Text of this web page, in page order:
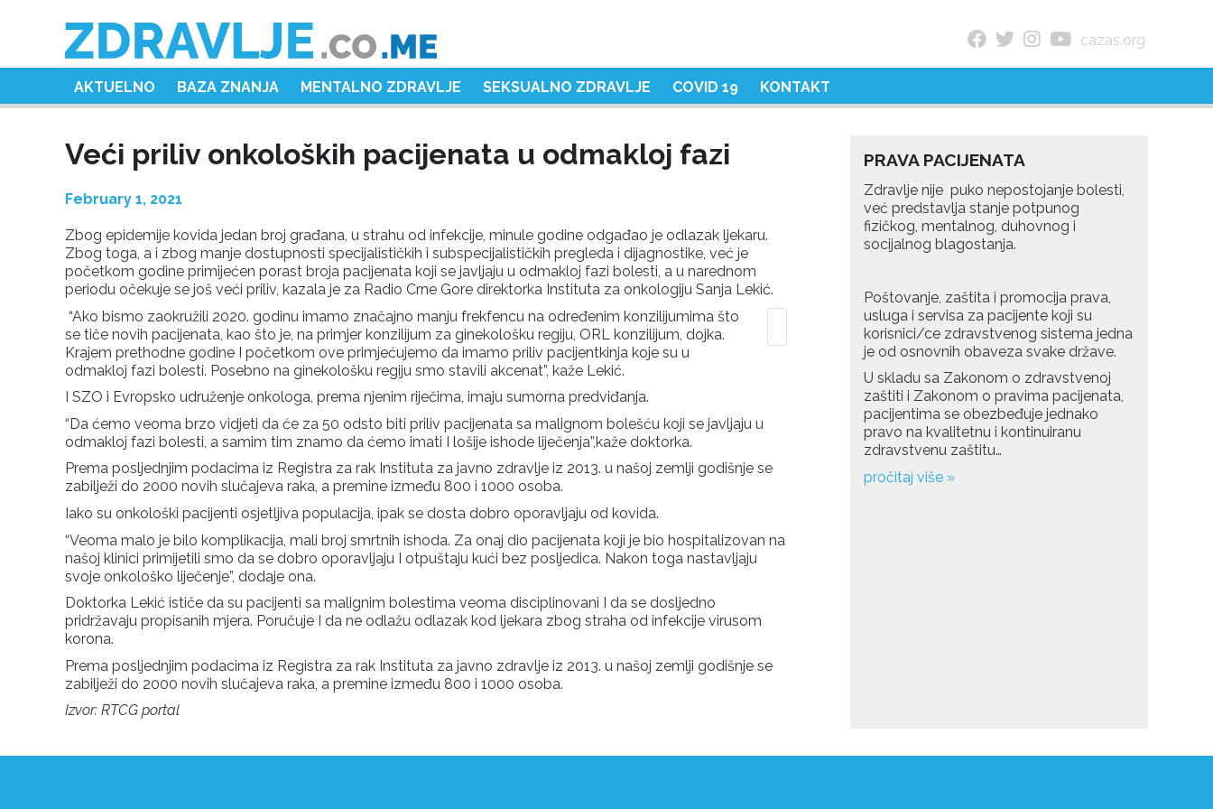
cazas.org
AKTUELNO BAZA ZNANJA MENTALNO ZDRAVLJE SEKSUALNO ZDRAVLJE COVID 19 KONTAKT
Veći priliv onkoloških pacijenata u odmakloj fazi
February 1, 2021
Zbog epidemije kovida jedan broj građana, u strahu od infekcije, minule godine odgađao je odlazak ljekaru.
Zbog toga, a i zbog manje dostupnosti specijalističkih i subspecijalističkih pregleda i dijagnostike, već je
početkom godine primijećen porast broja pacijenata koji se javljaju u odmakloj fazi bolesti, a u narednom
periodu očekuje se još veći priliv, kazala je za Radio Crne Gore direktorka Instituta za onkologiju Sanja Lekić.
“Ako bismo zaokružili 2020. godinu imamo značajno manju frekfencu na određenim konzilijumima što
se tiče novih pacijenata, kao što je, na primjer konzilijum za ginekološku regiju, ORL konzilijum, dojka.
Krajem prethodne godine I početkom ove primjećujemo da imamo priliv pacijentkinja koje su u
odmakloj fazi bolesti. Posebno na ginekološku regiju smo stavili akcenat”, kaže Lekić.
I SZO i Evropsko udruženje onkologa, prema njenim riječima, imaju sumorna predviđanja.
“Da ćemo veoma brzo vidjeti da će za 50 odsto biti priliv pacijenata sa malignom bolešću koji se javljaju u
odmakloj fazi bolesti, a samim tim znamo da ćemo imati I lošije ishode liječenja”,kaže doktorka.
Prema posljednjim podacima iz Registra za rak Instituta za javno zdravlje iz 2013. u našoj zemlji godišnje se
zabilježi do 2000 novih slučajeva raka, a premine između 800 i 1000 osoba.
Iako su onkološki pacijenti osjetljiva populacija, ipak se dosta dobro oporavljaju od kovida.
“Veoma malo je bilo komplikacija, mali broj smrtnih ishoda. Za onaj dio pacijenata koji je bio hospitalizovan na
našoj klinici primijetili smo da se dobro oporavljaju I otpuštaju kući bez posljedica. Nakon toga nastavljaju
svoje onkološko liječenje”, dodaje ona.
Doktorka Lekić ističe da su pacijenti sa malignim bolestima veoma disciplinovani I da se dosljedno
pridržavaju propisanih mjera. Poručuje I da ne odlažu odlazak kod ljekara zbog straha od infekcije virusom
korona.
Prema posljednjim podacima iz Registra za rak Instituta za javno zdravlje iz 2013. u našoj zemlji godišnje se
zabilježi do 2000 novih slučajeva raka, a premine između 800 i 1000 osoba.
Izvor: RTCG portal
PRAVA PACIJENATA
Zdravlje nije puko nepostojanje bolesti,
već predstavlja stanje potpunog
fizičkog, mentalnog, duhovnog i
socijalnog blagostanja.
Poštovanje, zaštita i promocija prava,
usluga i servisa za pacijente koji su
korisnici/ce zdravstvenog sistema jedna
je od osnovnih obaveza svake države.
U skladu sa Zakonom o zdravstvenoj
zaštiti i Zakonom o pravima pacijenata,
pacijentima se obezbeđuje jednako
pravo na kvalitetnu i kontinuiranu
zdravstvenu zaštitu…
pročitaj više »